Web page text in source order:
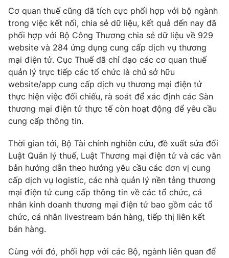
Liên hệ tòa soạn English
THỜI BÁO VTV
Theo dõi báo trên
Cơ quan chủ quản: Đài Truyền hình Việt Nam
Cơ quan báo chí:Thời báo VTV
Giấy phép hoạt động báo in và báo điện tử số 483/GP-BTTTT
cấp ngày 29/12/2023
Tổng Biên tập:Vũ Thanh Thủy
Phó Tổng Biên tập:
Nguyễn Thị Mỹ Hạnh, Phạm Quốc Thắng,
Nguyễn Trọng Ninh
Tổng đài VTV:
Ðiện thoại Thời báo VTV:024.66 897 897
Cơ quan thuế cũng đã tích cực phối hợp với bộ ngành
trong việc kết nối, chia sẻ dữ liệu, kết quả đến nay đã
phối hợp với Bộ Công Thương chia sẻ dữ liệu về 929
website và 284 ứng dụng cung cấp dịch vụ thương
mại điện tử. Cục Thuế đã chỉ đạo các cơ quan thuế
quản lý trực tiếp các tổ chức là chủ sở hữu
website/app cung cấp dịch vụ thương mại điện tử
thực hiện việc đối chiếu, rà soát để xác định các Sàn
thương mại điện tử thực tế còn hoạt động để yêu cầu
cung cấp thông tin.
Thời gian tới, Bộ Tài chính nghiên cứu, đề xuất sửa đổi
Luật Quản lý thuế, Luật Thương mại điện tử và các văn
bản hướng dẫn theo hướng yêu cầu các đơn vị cung
cấp dịch vụ logistic, các nhà quản lý nền tảng thương
mại điện tử cung cấp thông tin về các tổ chức, cá
nhân kinh doanh thương mại điện tử bao gồm các tổ
chức, cá nhân livestream bán hàng, tiếp thị liên kết
bán hàng.
Cùng với đó, phối hợp với các Bộ, ngành liên quan để